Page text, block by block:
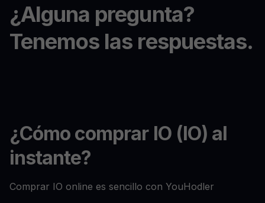
¿Alguna pregunta?
Tenemos las respuestas.
¿Cómo comprar IO (IO) al
instante?
Comprar IO online es sencillo con YouHodler